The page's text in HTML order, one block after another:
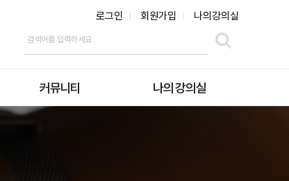
로그인 회원가입 나의강의실
커뮤니티 나의 강의실